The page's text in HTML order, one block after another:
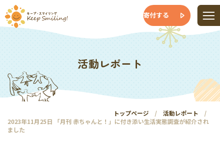
寄付する
活動レポート
トップページ
活動レポート
2023年11月25日 「月刊 赤ちゃんと！」に付き添い生活実態調査が紹介され
ました